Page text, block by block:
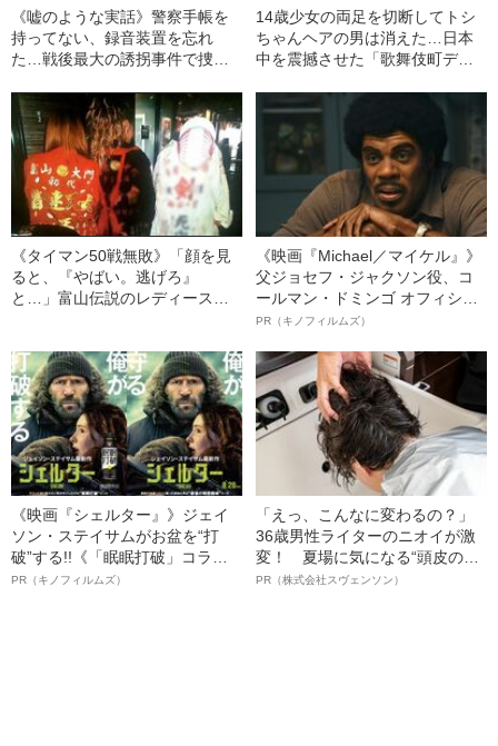
《嘘のような実話》警察手帳を
持ってない、録音装置を忘れ
た…戦後最大の誘拐事件で捜査
れないミス”とは
14歳少女の両足を切断してトシ
ちゃんヘアの男は消えた…日本
中を震撼させた「歌舞伎町ディ
《タイマン50戦無敗》「顔を見
ると、『やばい。逃げろ』
と…」富山伝説のレディース初
《映画『Michael／マイケル』》
父ジョセフ・ジャクソン役、コ
ールマン・ドミンゴ オフィシャ
ルインタビュー“観客を魅了した
語る”《日本興収70億円突破》
PR（キノフィルムズ）
《映画『シェルター』》ジェイ
ソン・ステイサムがお盆を“打
破”する!!《「眠眠打破」コラ
ボ》
PR（キノフィルムズ）
「えっ、こんなに変わるの？」
36歳男性ライターのニオイが激
変！ 夏場に気になる“頭皮のニ
オイ”や“ベタつき”を解消す
PR（株式会社スヴェンソン）